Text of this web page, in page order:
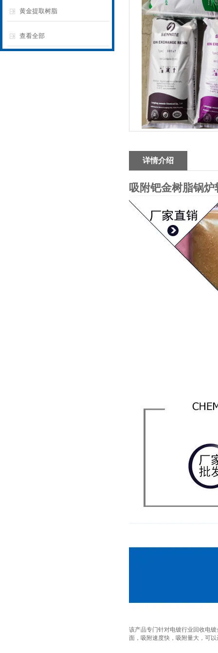
黄金提取树脂
查看全部
详情介绍
吸附钯金树脂锅
该产品专门针对电镀行业回收电
面，吸附速度快，吸附量大，可